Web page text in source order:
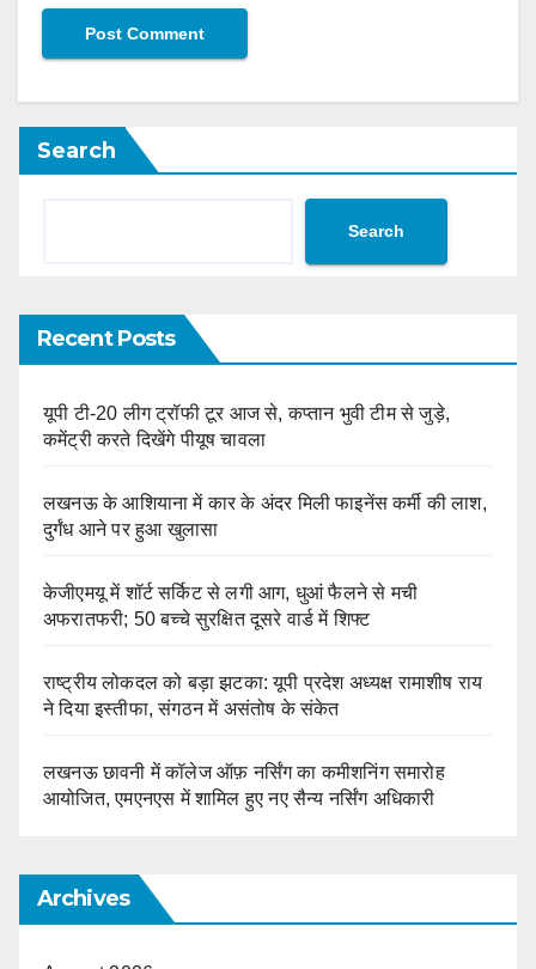
Search
Search
Recent Posts
यूपी टी-20 लीग ट्रॉफी टूर आज से, कप्तान भुवी टीम से जुड़े,
कमेंट्री करते दिखेंगे पीयूष चावला
लखनऊ के आशियाना में कार के अंदर मिली फाइनेंस कर्मी की लाश,
दुर्गंध आने पर हुआ खुलासा
केजीएमयू में शॉर्ट सर्किट से लगी आग, धुआं फैलने से मची
अफरातफरी; 50 बच्चे सुरक्षित दूसरे वार्ड में शिफ्ट
राष्ट्रीय लोकदल को बड़ा झटका: यूपी प्रदेश अध्यक्ष रामाशीष राय
ने दिया इस्तीफा, संगठन में असंतोष के संकेत
लखनऊ छावनी में कॉलेज ऑफ़ नर्सिंग का कमीशनिंग समारोह
आयोजित, एमएनएस में शामिल हुए नए सैन्य नर्सिंग अधिकारी
Archives